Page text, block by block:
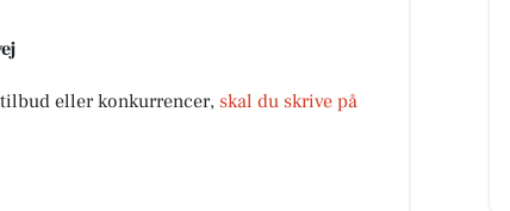
eller konkurrencer, skal du skrive på